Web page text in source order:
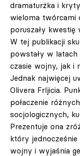
dramaturżka i
wieloma twórcami
poruszały kwestię
W tej publikacji
powstały w
czasie wojny, jak i
Jednak najwięcej
Olivera Frljicia.
połaczenie
socjologicznych,
Prezentuje ona
który
wojny i wyjaśnia